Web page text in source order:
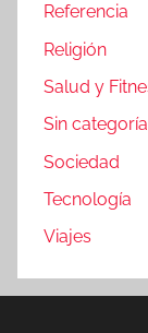
Referencia
Religión
Salud y
Sin categoría
Sociedad
Tecnología
Viajes